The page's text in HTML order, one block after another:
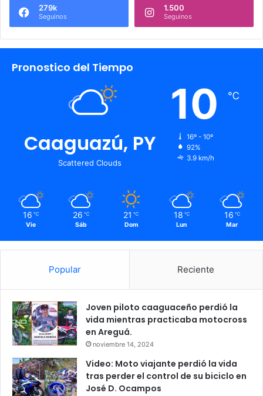
279k
Seguinos
1.500
Seguinos
Pronostico del Tiempo
Caaguazú, PY
Scattered Clouds
10 ℃
16º - 10º
92%
3.9 km/h
16 ℃
Vie
26 ℃
Sáb
21 ℃
Dom
18 ℃
Lun
16 ℃
Mar
Popular Reciente
Joven piloto caaguaceño perdió la
vida mientras practicaba motocross
en Areguá.
noviembre 14, 2024
Video: Moto viajante perdió la vida
tras perder el control de su biciclo en
José D. Ocampos